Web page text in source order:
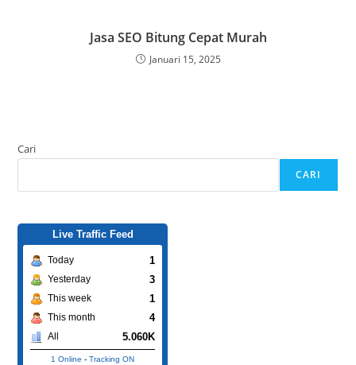
Jasa SEO Bitung Cepat Murah
Januari 15, 2025
Cari
CARI
Live Traffic Feed
Today 1
Yesterday 3
This week 1
This month 4
All 5.060K
1 Online -Tracking ON